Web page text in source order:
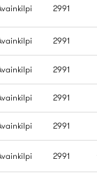
2991
2991
2991
2991
2991
2991